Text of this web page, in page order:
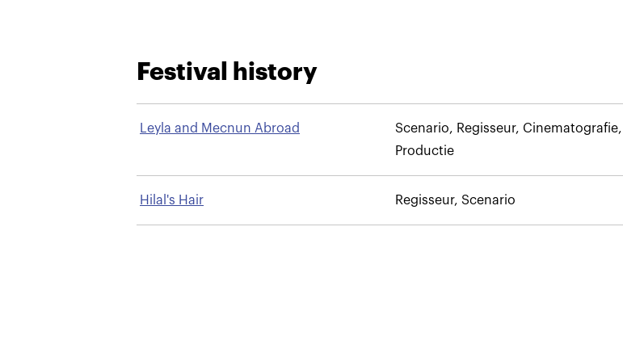
Festival history
Leyla and Mecnun Abroad
Scenario, Regisseur, Cinematografie,
Productie
Hilal's Hair Regisseur, Scenario